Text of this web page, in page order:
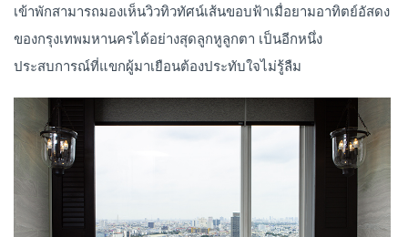
เข้าพักสามารถมองเห็นวิวทิวทัศน์เส้นขอบฟ้าเมื่อยามอาทิตย์อัสดง
ของกรุงเทพมหานครได้อย่างสุดลูกหูลูกตา เป็นอีกหนึ่ง
ประสบการณ์ที่แขกผู้มาเยือนต้องประทับใจไม่รู้ลืม